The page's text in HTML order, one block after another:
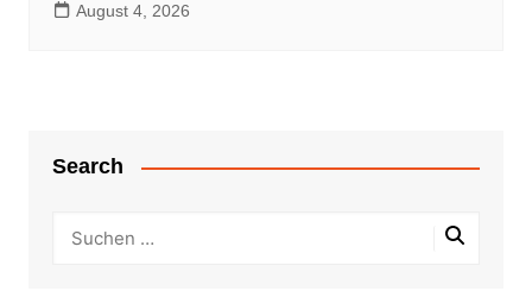
August 4, 2026
Search